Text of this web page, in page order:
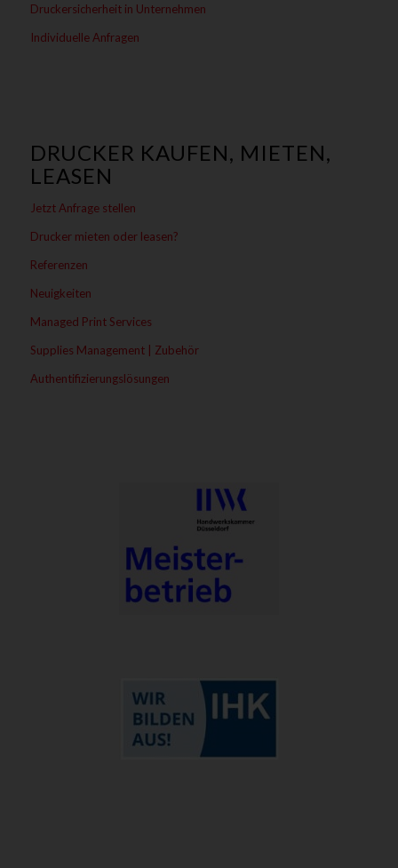
Druckersicherheit in Unternehmen
Individuelle Anfragen
DRUCKER KAUFEN, MIETEN,
LEASEN
Jetzt Anfrage stellen
Drucker mieten oder leasen?
Referenzen
Neuigkeiten
Managed Print Services
Supplies Management | Zubehör
Authentifizierungslösungen